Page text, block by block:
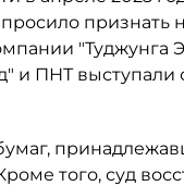
"Туджунга
и ПНТ выступали
того, суд